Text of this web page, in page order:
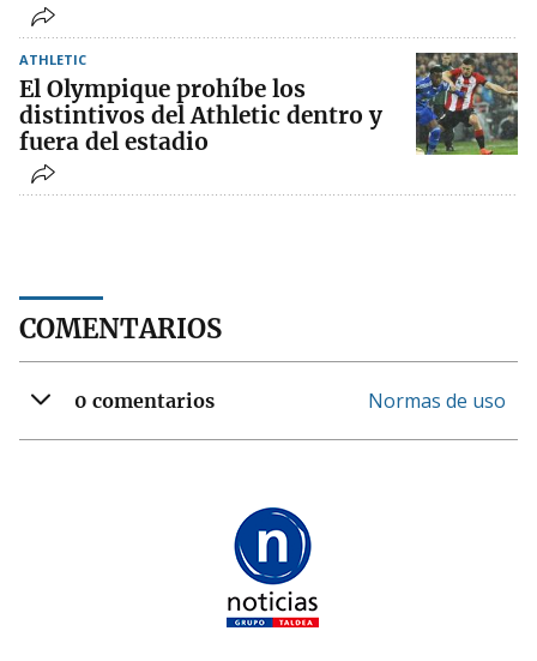
ATHLETIC
El Olympique prohíbe los
distintivos del Athletic dentro y
fuera del estadio
COMENTARIOS
0 comentarios Normas de uso